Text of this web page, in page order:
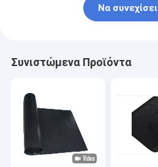
Να συνεχίσει
Συνιστώμενα Προϊόντα